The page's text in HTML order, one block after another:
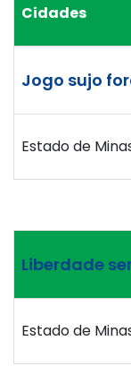
Cidades
Jogo sujo
Estado de
Liberdade
Estado de